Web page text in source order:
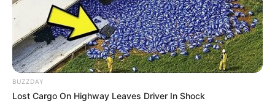
BUZZDAY
Lost Cargo On Highway Leaves Driver In Shock